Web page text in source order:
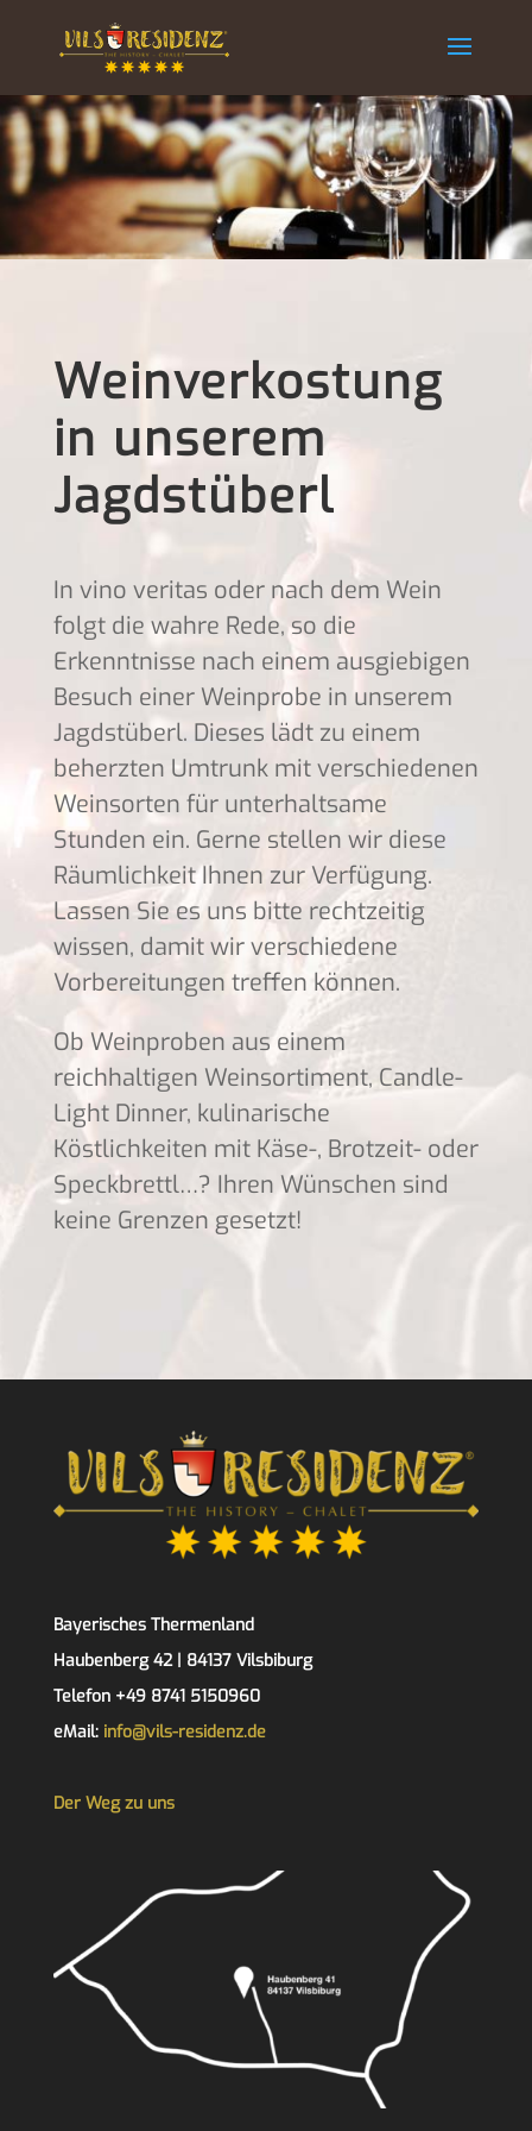
Weinverkostung
in unserem
Jagdstüberl
In vino veritas oder nach dem Wein
folgt die wahre Rede, so die
Erkenntnisse nach einem ausgiebigen
Besuch einer Weinprobe in unserem
Jagdstüberl. Dieses lädt zu einem
beherzten Umtrunk mit verschiedenen
Weinsorten für unterhaltsame
Stunden ein. Gerne stellen wir diese
Räumlichkeit Ihnen zur Verfügung.
Lassen Sie es uns bitte rechtzeitig
wissen, damit wir verschiedene
Vorbereitungen treffen können.
Ob Weinproben aus einem
reichhaltigen Weinsortiment, Candle-
Light Dinner, kulinarische
Köstlichkeiten mit Käse-, Brotzeit- oder
Speckbrettl…? Ihren Wünschen sind
keine Grenzen gesetzt!
Bayerisches Thermenland
Haubenberg 42 | 84137 Vilsbiburg
Telefon +49 8741 5150960
eMail: info@vils-residenz.de
Der Weg zu uns